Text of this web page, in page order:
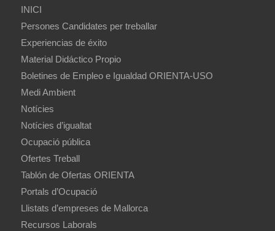
INICI
Persones Candidates per treballar
Experiencias de éxito
Material Didáctico Propio
Boletines de Empleo e Igualdad ORIENTA-USO
Medi Ambient
Notícies
Notícies d’igualtat
Ocupació pública
Ofertes Treball
Tablón de Ofertas ORIENTA
Portals d’Ocupació
Llistats d’empreses de Mallorca
Recursos Laborals